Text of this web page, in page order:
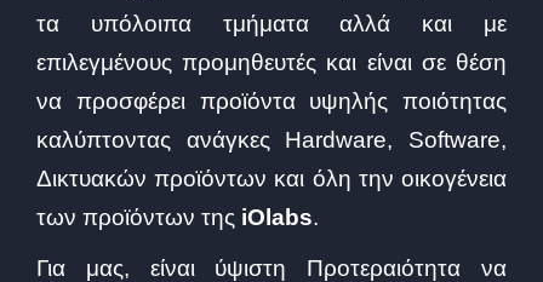
τα υπόλοιπα τμήματα αλλά και με
επιλεγμένους προμηθευτές και είναι σε θέση
να προσφέρει προϊόντα υψηλής ποιότητας
καλύπτοντας ανάγκες Hardware, Software,
Δικτυακών προϊόντων και όλη την οικογένεια
των προϊόντων της iOlabs.
Για μας, είναι ύψιστη Προτεραιότητα να